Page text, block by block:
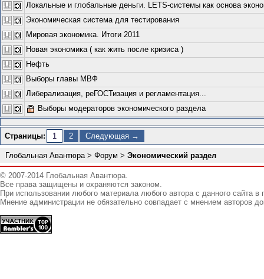
Локальные и глобальные деньги. LETS-системы как основа
Экономическая система для тестирования
Мировая экономика. Итоги 2011
Новая экономика ( как жить после кризиса )
Нефть
Выборы главы МВФ
Либерализация, реГОСТизация и регламентация...
Выборы модераторов экономического раздела
Страницы: 1 2 Следующая →
Глобальная Авантюра> Форум > Экономический раздел
© 2007-2014 Глобальная Авантюра.
Все права защищены и охраняются законом.
При использовании любого материала любого автора с данного сайта
Мнение администрации не обязательно совпадает с мнением авторов